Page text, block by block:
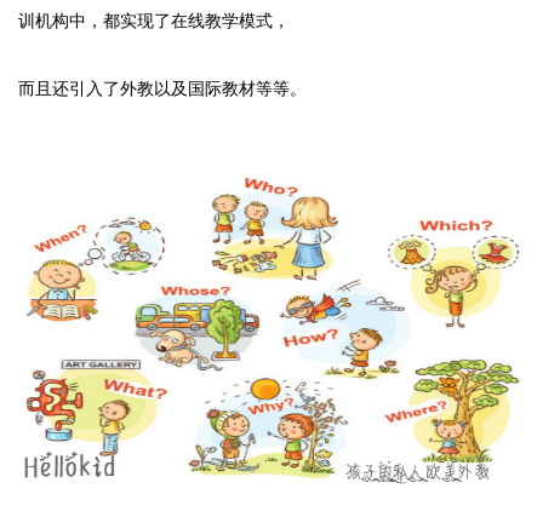
训机构中，都实现了在线教学模式，
而且还引入了外教以及国际教材等等。